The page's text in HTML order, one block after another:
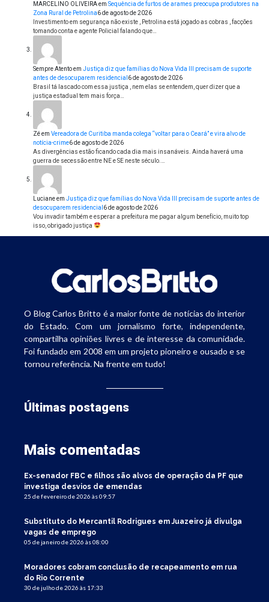
MARCELINO OLIVEIRAem Sequência de furtos de arames preocupa produtores na
Zona Rural de Petrolina6 de agosto de 2026
Investimento em segurança não existe , Petrolina está jogado as cobras , facções
tomando conta e agente Policial falando que…
Sempre Atentoem Justiça diz que famílias do Nova Vida III precisam de suporte
antes de desocuparem residencial 6 de agosto de 2026
Brasil tá lascado com essa justiça , nem elas se entendem, quer dizer que a
justiça estadual tem mais força…
Zéem Vereadora de Curitiba manda colega “voltar para o Ceará” e vira alvo de
notícia-crime6 de agosto de 2026
As divergências estão ficando cada dia mais insanáveis. Ainda haverá uma
guerra de secessão entre NE e SE neste século.…
Lucianeem Justiça diz que famílias do Nova Vida III precisam de suporte antes de
desocuparem residencial 6 de agosto de 2026
Vou invadir também e esperar a prefeitura me pagar algum benefício, muito top
isso, obrigado justiça
O Blog Carlos Britto é a maior fonte de notícias do interior
do Estado. Com um jornalismo forte, independente,
compartilha opiniões livres e de interesse da comunidade.
Foi fundado em 2008 em um projeto pioneiro e ousado e se
tornou referência. Na frente em tudo!
Últimas postagens
Mais comentadas
Ex-senador FBC e filhos são alvos de operação da PF que
investiga desvios de emendas
25 de fevereiro de 2026 às 09:57
Substituto do Mercantil Rodrigues em Juazeiro já divulga
vagas de emprego
05 de janeiro de 2026 às 08:00
Moradores cobram conclusão de recapeamento em rua
do Rio Corrente
30 de julho de 2026 às 17:33